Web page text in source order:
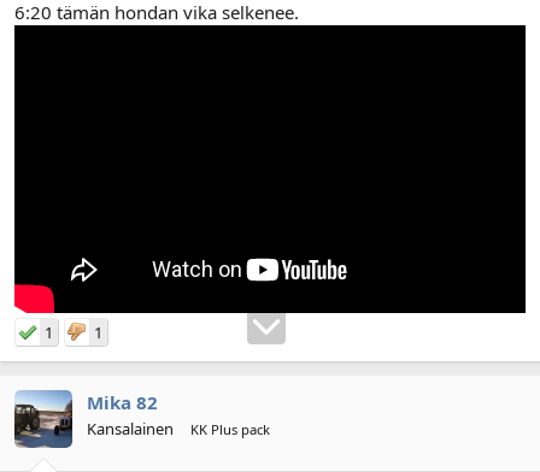
6:20 tämän hondan vika selkenee.
1 1
Mika 82
Kansalainen KK Plus pack